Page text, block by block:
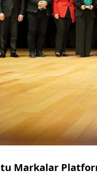
Markalar